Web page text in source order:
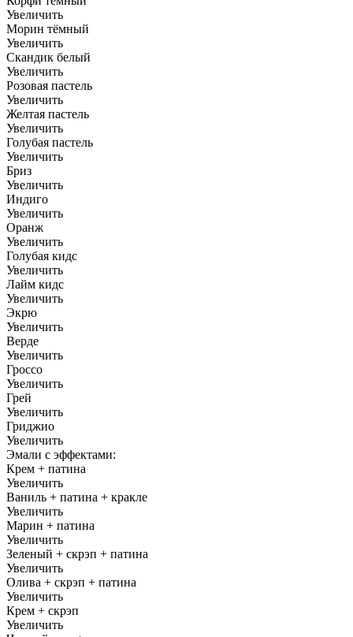
Увеличить
Морин тёмный
Увеличить
Скандик белый
Увеличить
Розовая пастель
Увеличить
Желтая пастель
Увеличить
Голубая пастель
Увеличить
Бриз
Увеличить
Индиго
Увеличить
Оранж
Увеличить
Голубая кидс
Увеличить
Лайм кидс
Увеличить
Экрю
Увеличить
Верде
Увеличить
Гроссо
Увеличить
Грей
Увеличить
Гриджио
Увеличить
Эмали с эффектами:
Крем + патина
Увеличить
Ваниль + патина + кракле
Увеличить
Марин + патина
Увеличить
Зеленый + скрэп + патина
Увеличить
Олива + скрэп + патина
Увеличить
Крем + скрэп
Увеличить